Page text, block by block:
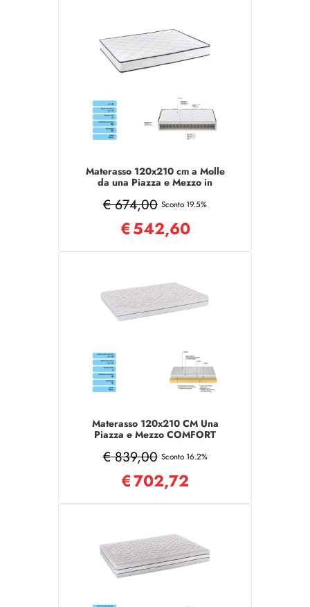
Materasso 120x210 cm a Molle
da una Piazza e Mezzo in
€ 674,00 Sconto 19.5%
€542,60
Materasso 120x210 CM Una
Piazza e Mezzo COMFORT
€ 839,00 Sconto 16.2%
€702,72